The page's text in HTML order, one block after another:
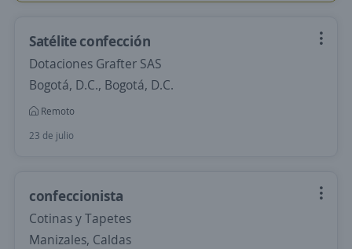
Satélite confección
Dotaciones Grafter SAS
Bogotá, D.C., Bogotá, D.C.
Remoto
23 de julio
confeccionista
Cotinas y Tapetes
Manizales, Caldas